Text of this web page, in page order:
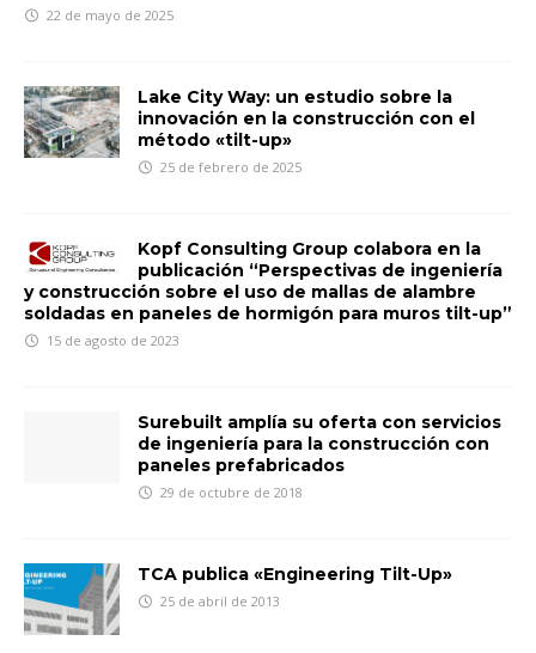
22 de mayo de 2025
Lake City Way: un estudio sobre la
innovación en la construcción con el
método «tilt-up»
25 de febrero de 2025
Kopf Consulting Group colabora en la
publicación “Perspectivas de ingeniería
y construcción sobre el uso de mallas de alambre
soldadas en paneles de hormigón para muros tilt-up”
15 de agosto de 2023
Surebuilt amplía su oferta con servicios
de ingeniería para la construcción con
paneles prefabricados
29 de octubre de 2018
TCA publica «Engineering Tilt-Up»
25 de abril de 2013